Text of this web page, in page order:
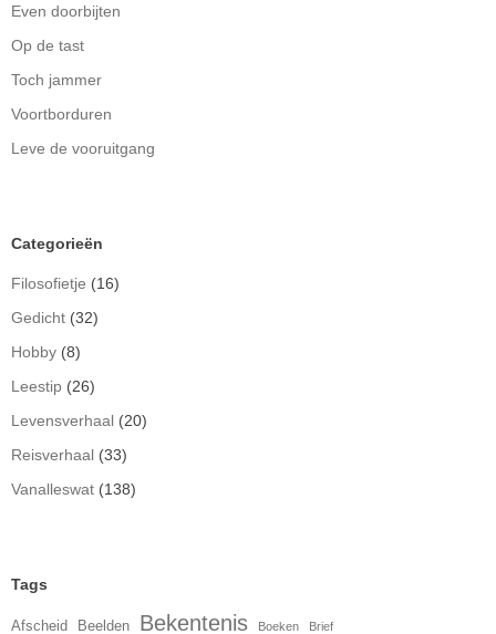
Even doorbijten
Op de tast
Toch jammer
Voortborduren
Leve de vooruitgang
Categorieën
Filosofietje (16)
Gedicht (32)
Hobby (8)
Leestip (26)
Levensverhaal (20)
Reisverhaal (33)
Vanalleswat (138)
Tags
Afscheid Beelden Bekentenis Boeken Brief